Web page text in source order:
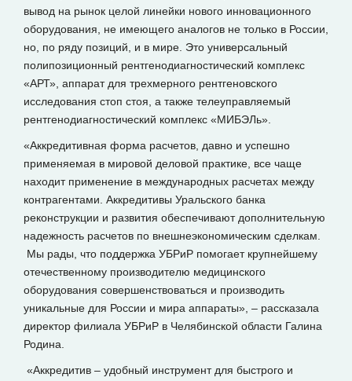
вывод на рынок целой линейки нового инновационного
оборудования, не имеющего аналогов не только в России,
но, по ряду позиций, и в мире. Это универсальный
полипозиционный рентгенодиагностический комплекс
«АРТ», аппарат для трехмерного рентгеновского
исследования стоп стоя, а также телеуправляемый
рентгенодиагностический комплекс «МИБЭЛь».
«Аккредитивная форма расчетов, давно и успешно
применяемая в мировой деловой практике, все чаще
находит применение в международных расчетах между
контрагентами. Аккредитивы Уральского банка
реконструкции и развития обеспечивают дополнительную
надежность расчетов по внешнеэкономическим сделкам.
Мы рады, что поддержка УБРиР помогает крупнейшему
отечественному производителю медицинского
оборудования совершенствоваться и производить
уникальные для России и мира аппараты», – рассказала
директор филиала УБРиР в Челябинской области Галина
Родина.
«Аккредитив – удобный инструмент для быстрого и